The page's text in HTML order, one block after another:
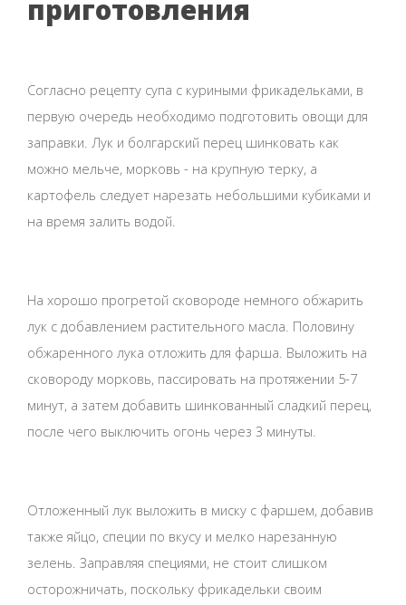
приготовления
Согласно рецепту супа с куриными фрикадельками, в
первую очередь необходимо подготовить овощи для
заправки. Лук и болгарский перец шинковать как
можно мельче, морковь - на крупную терку, а
картофель следует нарезать небольшими кубиками и
на время залить водой.
На хорошо прогретой сковороде немного обжарить
лук с добавлением растительного масла. Половину
обжаренного лука отложить для фарша. Выложить на
сковороду морковь, пассировать на протяжении 5-7
минут, а затем добавить шинкованный сладкий перец,
после чего выключить огонь через 3 минуты.
Отложенный лук выложить в миску с фаршем, добавив
также яйцо, специи по вкусу и мелко нарезанную
зелень. Заправляя специями, не стоит слишком
осторожничать, поскольку фрикадельки своим